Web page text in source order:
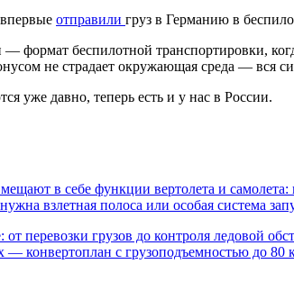
отправили груз в Германию в
— формат беспилотной транспортировки,
не страдает окружающая среда — вся
уже давно, теперь есть и у нас в России.
в себе функции вертолета и самолета:
взлетная полоса или особая система
перевозки грузов до контроля ледовой
— конвертоплан с грузоподъемностью до